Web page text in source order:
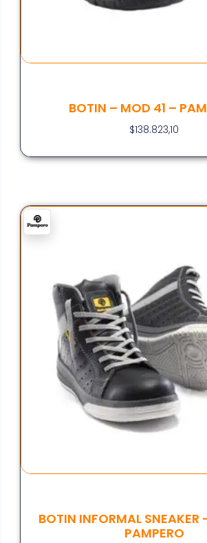
BOTIN – MOD 41 –
$138.823,10
BOTIN INFORMAL SNEAKER
PAMPERO